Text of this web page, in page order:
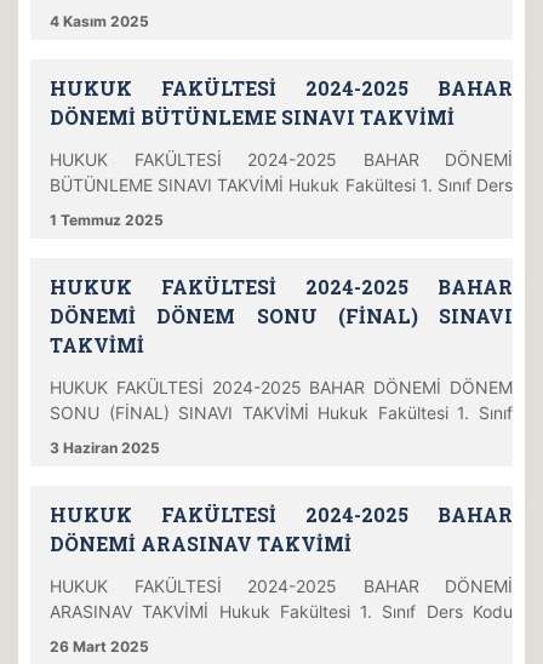
Öğretim Görevlisi Gözetmen(ler) Tarih Gün Saat Yer
Battal Niyazi ŞAHİN Arş. Gör. Melisa YÜKSEL Arş. Gör.
Barış ERAYDIN Arş. Gör. Ayyüce TEKELİ 10.11.2025
4 Kasım 2025
HUKUK FAKÜLTESİ 2024-2025 BAHAR
DÖNEMİ BÜTÜNLEME SINAVI TAKVİMİ
HUKUK FAKÜLTESİ 2024-2025 BAHAR DÖNEMİ
BÜTÜNLEME SINAVI TAKVİMİ Hukuk Fakültesi 1. Sınıf Ders
Kodu Ders Adı Öğretim Görevlisi Gözetmen(ler) Tarih Gün
YÜKSEL Arş. Gör. Ayyüce TEKELİ Arş. Gör. Fatma KURU
Arş. Gör. Şeyma ÖZTÜRK SAKA Arş. Gör. Battal Niyazi
ŞAHİN
1 Temmuz 2025
HUKUK FAKÜLTESİ 2024-2025 BAHAR
DÖNEMİ DÖNEM SONU (FİNAL) SINAVI
TAKVİMİ
HUKUK FAKÜLTESİ 2024-2025 BAHAR DÖNEMİ DÖNEM
SONU (FİNAL) SINAVI TAKVİMİ Hukuk Fakültesi 1. Sınıf
Ders Kodu Ders Adı Öğretim Görevlisi Gözetmen(ler) Tarih
Üyesi Elif GENCA Dr. Öğr. Üyesi Hümeyra Zeynep ERDEN
Arş. Gör. Pınar YAZICI ÜSTEL Arş. Gör. Şeyma ÖZTÜRK
3 Haziran 2025
HUKUK FAKÜLTESİ 2024-2025 BAHAR
DÖNEMİ ARASINAV TAKVİMİ
HUKUK FAKÜLTESİ 2024-2025 BAHAR DÖNEMİ
ARASINAV TAKVİMİ Hukuk Fakültesi 1. Sınıf Ders Kodu
Ders Adı Öğretim Görevlisi Gözetmen(ler) Tarih Gün Saat
26 Mart 2025